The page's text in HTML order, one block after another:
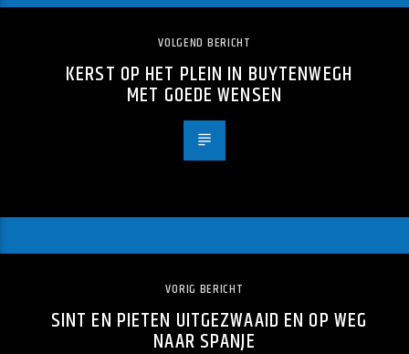
VOLGEND BERICHT
KERST OP HET PLEIN IN BUYTENWEGH
MET GOEDE WENSEN
VORIG BERICHT
SINT EN PIETEN UITGEZWAAID EN OP WEG
NAAR SPANJE